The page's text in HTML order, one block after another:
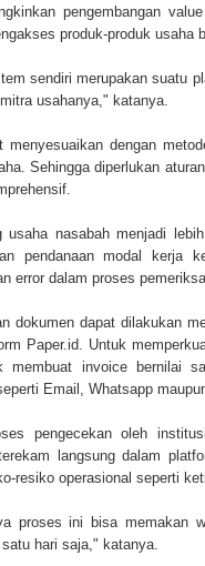
pengembangan
produk-produk usaha
sendiri merupakan suatu
usahanya," katanya.
dengan
Sehingga diperlukan
usaha nasabah menjadi
pendanaan modal
error dalam proses
dokumen dapat dilakukan
Paper.id. Untuk
membuat invoice bernilai
Email, Whatsapp
pengecekan oleh
langsung dalam
resiko operasional seperti
proses ini bisa memakan
hari saja," katanya.